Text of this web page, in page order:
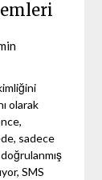
olarak
sadece
SMS